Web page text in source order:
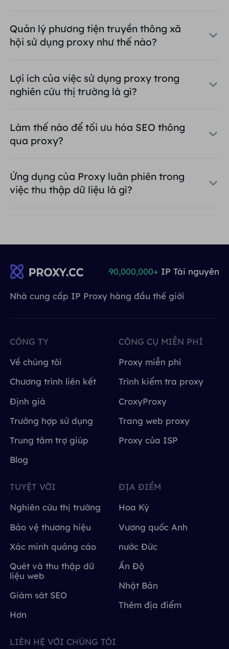
Quản lý phương tiện truyền thông xã
hội sử dụng proxy như thế nào?
Lợi ích của việc sử dụng proxy trong
nghiên cứu thị trường là gì?
Làm thế nào để tối ưu hóa SEO thông
qua proxy?
Ứng dụng của Proxy luân phiên trong
việc thu thập dữ liệu là gì?
Nhà cung cấp IP Proxy hàng đầu thế giới
90,000,000+ IP Tài nguyên
CÔNG TY
Về chúng tôi
Chương trình liên kết
Định giá
Trường hợp sử dụng
Trung tâm trợ giúp
Blog
CÔNG CỤ MIỄN PHÍ
Proxy miễn phí
Trình kiểm tra proxy
CroxyProxy
Trang web proxy
Proxy của ISP
TUYỆT VỜI
Nghiên cứu thị trường
Bảo vệ thương hiệu
Xác minh quảng cáo
Quét và thu thập dữ
liệu web
Giám sát SEO
Hơn
ĐỊA ĐIỂM
Hoa Kỳ
Vương quốc Anh
nước Đức
Ấn Độ
Nhật Bản
Thêm địa điểm
LIÊN HỆ VỚI CHÚNG TÔI